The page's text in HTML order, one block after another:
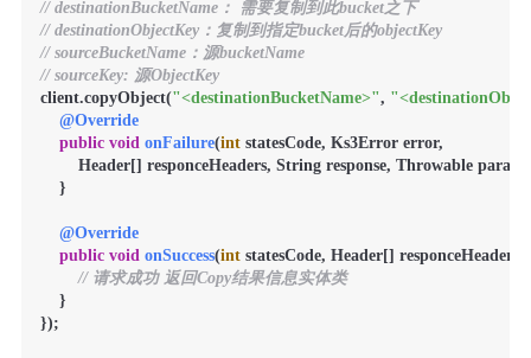
// destinationBucketName： 需要复制到此bucket之下
// destinationObjectKey：复制到指定bucket后的objectKey
// sourceBucketName：源bucketName
// sourceKey: 源ObjectKey
client.copyObject("<destinationBucketName>",
@Override
public void onFailure(int statesCode, Ks3Error error,
Header[] responceHeaders, String response, Throwable
    }
@Override
public void onSuccess(int statesCode, Header[]
// 请求成功 返回Copy结果信息实体类
    }
});